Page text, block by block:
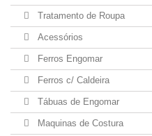
Tratamento de Roupa
Acessórios
Ferros Engomar
Ferros c/ Caldeira
Tábuas de Engomar
Maquinas de Costura